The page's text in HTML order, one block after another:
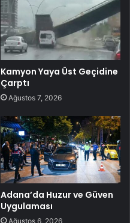
Kamyon Yaya Üst Geçidine
Çarptı
Ağustos 7, 2026
Adana’da Huzur ve Güven
Uygulaması
Ağustos 6, 2026